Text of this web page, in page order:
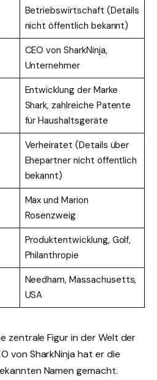
Betriebswirtschaft (Details
nicht öffentlich bekannt)
CEO von SharkNinja,
Unternehmer
Entwicklung der Marke
Shark, zahlreiche Patente
für Haushaltsgeräte
Verheiratet (Details über
Ehepartner nicht öffentlich
bekannt)
Max und Marion
Rosenzweig
Produktentwicklung, Golf,
Philanthropie
Needham, Massachusetts,
USA
zentrale Figur in der Welt der
von SharkNinja hat er die
Namen gemacht.